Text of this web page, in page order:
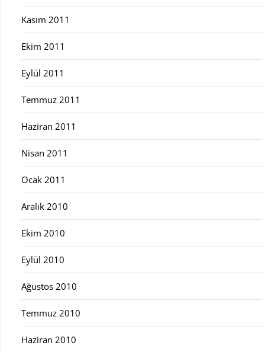
Kasım 2011
Ekim 2011
Eylül 2011
Temmuz 2011
Haziran 2011
Nisan 2011
Ocak 2011
Aralık 2010
Ekim 2010
Eylül 2010
Ağustos 2010
Temmuz 2010
Haziran 2010